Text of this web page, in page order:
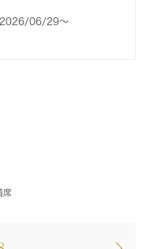
2026/06/29〜
席